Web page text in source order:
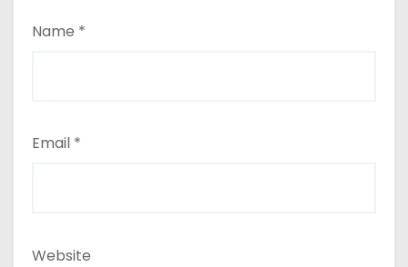
Name *
Email *
Website